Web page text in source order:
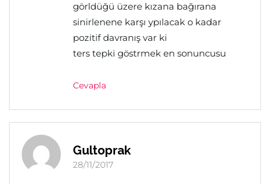
görldüğü üzere kızana bağırana
sinirlenene karşı ypılacak o kadar
pozitif davranış var ki
ters tepki göstrmek en sonuncusu
Cevapla
Gultoprak
28/11/2017